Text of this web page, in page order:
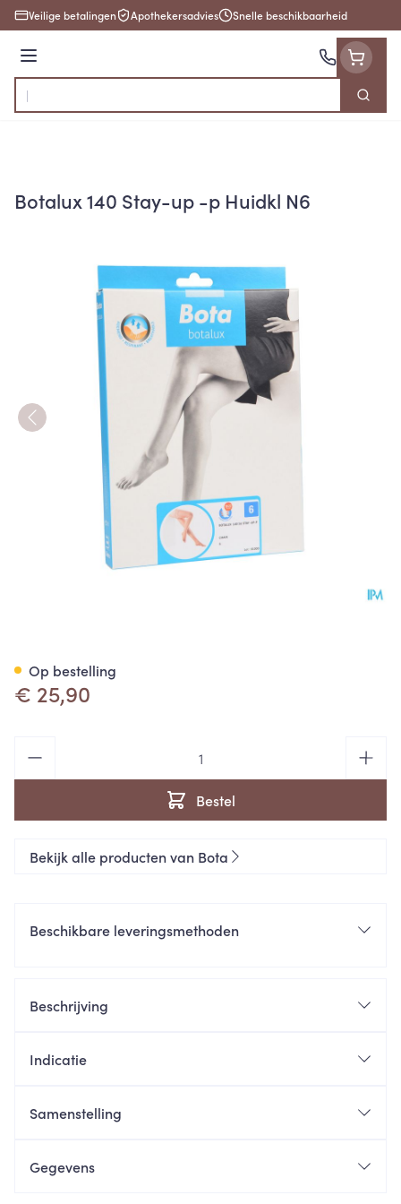
Ga naar de inhoud
Veilige betalingen Apothekersadvies Snelle beschikbaarheid
Menu
Product, merk, categorie...
Zoek
Botalux 140 Stay-up -p Huidkl N6
€ 25,90
Bestel
Op bestelling
Bekijk alle producten van Bota
Beschikbare leveringsmethoden
Beschrijving
Indicatie
Samenstelling
Gegevens